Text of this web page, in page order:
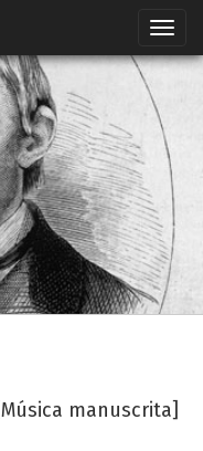
manuscrita]